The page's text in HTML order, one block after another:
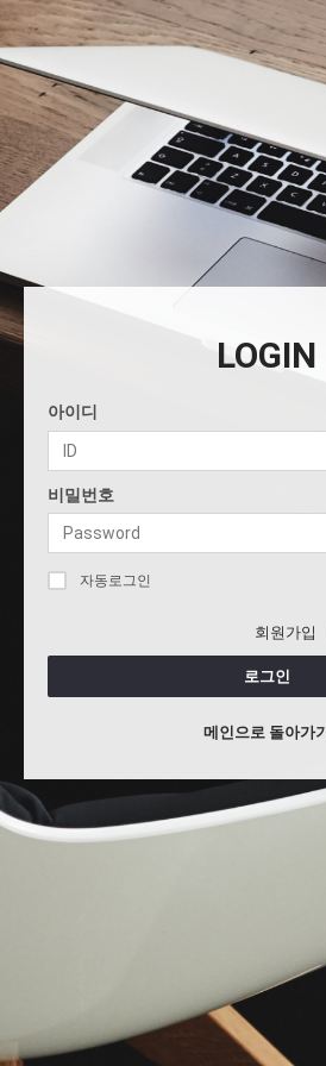
LOGIN
아이디
비밀번호
자동로그인
회원가입
로그인
메인으로 돌아가기